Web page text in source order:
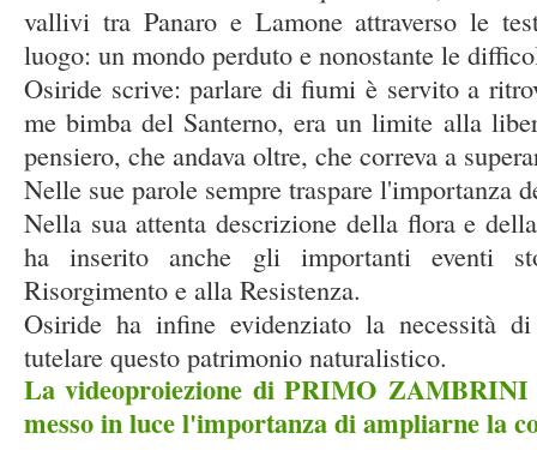
vallivi tra Panaro e Lamone attraverso le
luogo: un mondo perduto e nonostante le
Osiride scrive: parlare di fiumi è servito a
me bimba del Santerno, era un limite alla
pensiero, che andava oltre, che correva a
Nelle sue parole sempre traspare l'importanza
Nella sua attenta descrizione della flora e
ha inserito anche gli importanti eventi
Risorgimento e alla Resistenza.
Osiride ha infine evidenziato la necessità
tutelare questo patrimonio naturalistico.
La videoproiezione di PRIMO ZAMBRINI
messo in luce l'importanza di ampliarne la